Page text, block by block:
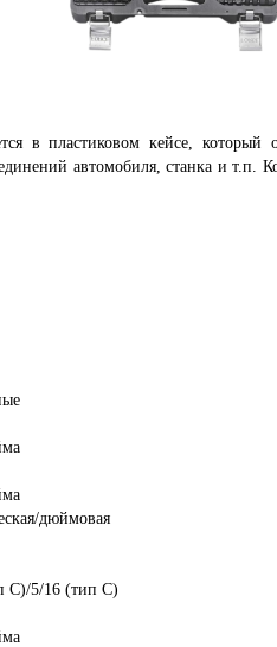
в пластиковом кейсе, который
автомобиля, станка и т.п.
дюймовая
С)/5/16 (тип C)